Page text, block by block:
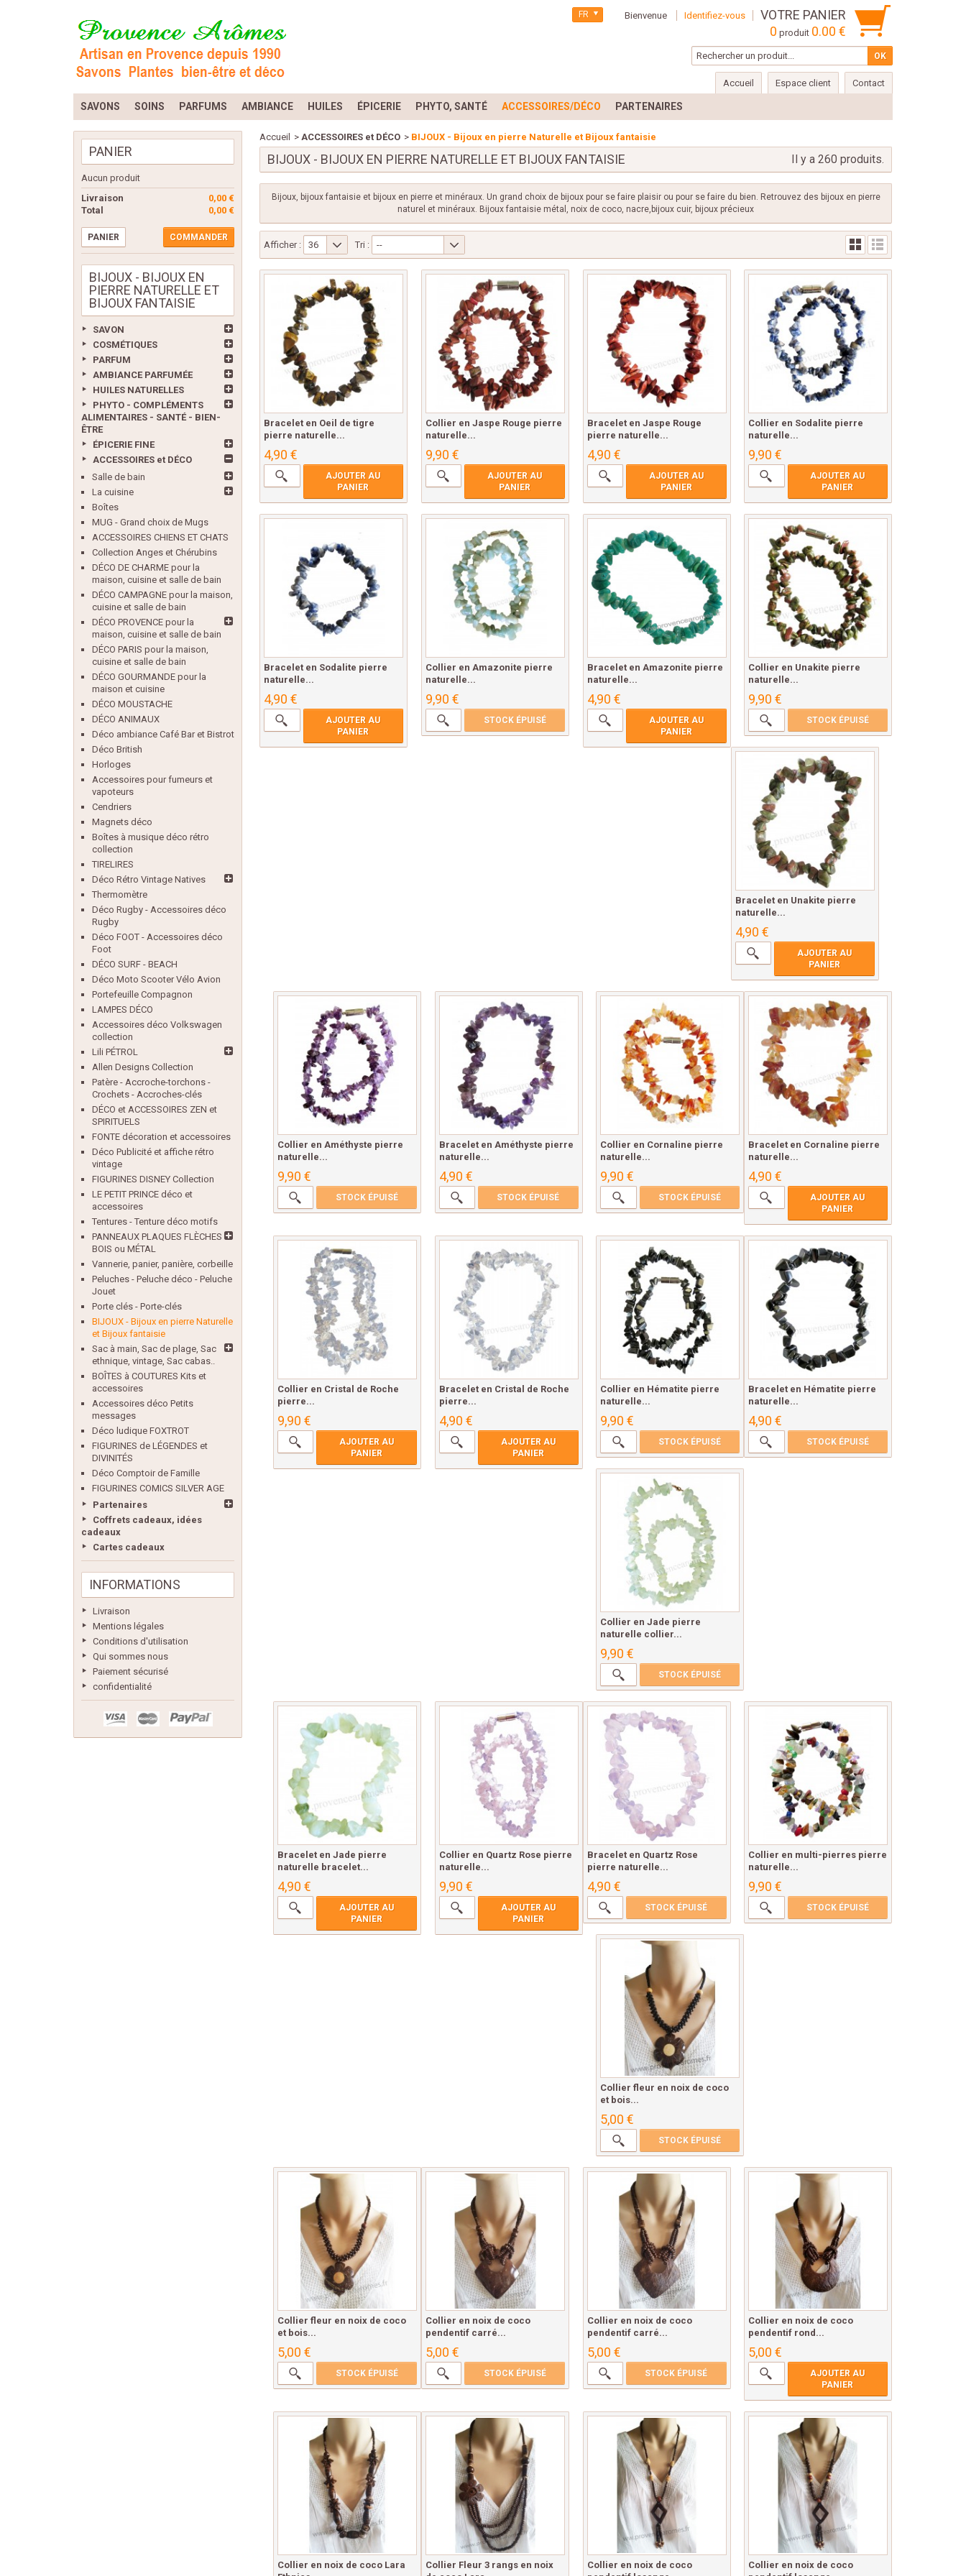
Bienvenue Identifiez-vous
VOTRE PANIER
0 produit 0.00 €
FR
Accueil Espace client Contact
SAVONS SOINS PARFUMS AMBIANCE HUILES ÉPICERIE PHYTO, SANTÉ ACCESSOIRES/DÉCO PARTENAIRES
PANIER
Aucun produit
0,00 €
Livraison
0,00 €
Total
PANIER COMMANDER
BIJOUX - BIJOUX EN
PIERRE NATURELLE ET
BIJOUX FANTAISIE
SAVON
COSMÉTIQUES
PARFUM
AMBIANCE PARFUMÉE
HUILES NATURELLES
PHYTO - COMPLÉMENTS
ALIMENTAIRES - SANTÉ - BIEN-
ÊTRE
ÉPICERIE FINE
ACCESSOIRES et DÉCO
Salle de bain
La cuisine
Boîtes
MUG - Grand choix de Mugs
ACCESSOIRES CHIENS ET CHATS
Collection Anges et Chérubins
DÉCO DE CHARME pour la
maison, cuisine et salle de bain
DÉCO CAMPAGNE pour la maison,
cuisine et salle de bain
DÉCO PROVENCE pour la
maison, cuisine et salle de bain
DÉCO PARIS pour la maison,
cuisine et salle de bain
DÉCO GOURMANDE pour la
maison et cuisine
DÉCO MOUSTACHE
DÉCO ANIMAUX
Déco ambiance Café Bar et Bistrot
Déco British
Horloges
Accessoires pour fumeurs et
vapoteurs
Cendriers
Magnets déco
Boîtes à musique déco rétro
collection
TIRELIRES
Déco Rétro Vintage Natives
Thermomètre
Déco Rugby - Accessoires déco
Rugby
Déco FOOT - Accessoires déco
Foot
DÉCO SURF - BEACH
Déco Moto Scooter Vélo Avion
Portefeuille Compagnon
LAMPES DÉCO
Accessoires déco Volkswagen
collection
Lili PÉTROL
Allen Designs Collection
Patère - Accroche-torchons -
Crochets - Accroches-clés
DÉCO et ACCESSOIRES ZEN et
SPIRITUELS
FONTE décoration et accessoires
Déco Publicité et affiche rétro
vintage
FIGURINES DISNEY Collection
LE PETIT PRINCE déco et
accessoires
Tentures - Tenture déco motifs
PANNEAUX PLAQUES FLÈCHES
BOIS ou MÉTAL
Vannerie, panier, panière, corbeille
Peluches - Peluche déco - Peluche
Jouet
Porte clés - Porte-clés
BIJOUX - Bijoux en pierre Naturelle
et Bijoux fantaisie
Sac à main, Sac de plage, Sac
ethnique, vintage, Sac cabas..
BOÎTES à COUTURES Kits et
accessoires
Accessoires déco Petits
messages
Déco ludique FOXTROT
FIGURINES de LÉGENDES et
DIVINITÉS
Déco Comptoir de Famille
FIGURINES COMICS SILVER AGE
Partenaires
Coffrets cadeaux, idées
cadeaux
Cartes cadeaux
INFORMATIONS
Livraison
Mentions légales
Conditions d'utilisation
Qui sommes nous
Paiement sécurisé
confidentialité
Accueil > ACCESSOIRES et DÉCO > BIJOUX - Bijoux en pierre Naturelle et Bijoux fantaisie
BIJOUX - BIJOUX EN PIERRE NATURELLE ET BIJOUX FANTAISIE Il y a 260 produits.
Bijoux, bijoux fantaisie et bijoux en pierre et minéraux. Un grand choix de bijoux pour se faire plaisir ou pour se faire du bien. Retrouvez des bijoux en pierre
naturel et minéraux. Bijoux fantaisie métal, noix de coco, nacre,bijoux cuir, bijoux précieux
Afficher : 36 Tri : --
Bracelet en Oeil de tigre
pierre naturelle...
4,90 €
AJOUTER AU
PANIER
Collier en Jaspe Rouge pierre
naturelle...
9,90 €
AJOUTER AU
PANIER
Bracelet en Jaspe Rouge
pierre naturelle...
4,90 €
AJOUTER AU
PANIER
Collier en Sodalite pierre
naturelle...
9,90 €
AJOUTER AU
PANIER
Bracelet en Sodalite pierre
naturelle...
4,90 €
AJOUTER AU
PANIER
Collier en Amazonite pierre
naturelle...
9,90 €
STOCK ÉPUISÉ
Bracelet en Amazonite pierre
naturelle...
4,90 €
AJOUTER AU
PANIER
Collier en Unakite pierre
naturelle...
9,90 €
STOCK ÉPUISÉ
Bracelet en Unakite pierre
naturelle...
4,90 €
AJOUTER AU
PANIER
Collier en Améthyste pierre
naturelle...
9,90 €
STOCK ÉPUISÉ
Bracelet en Améthyste pierre
naturelle...
4,90 €
STOCK ÉPUISÉ
Collier en Cornaline pierre
naturelle...
9,90 €
STOCK ÉPUISÉ
Bracelet en Cornaline pierre
naturelle...
4,90 €
AJOUTER AU
PANIER
Collier en Cristal de Roche
pierre...
9,90 €
AJOUTER AU
PANIER
Bracelet en Cristal de Roche
pierre...
4,90 €
AJOUTER AU
PANIER
Collier en Hématite pierre
naturelle...
9,90 €
STOCK ÉPUISÉ
Bracelet en Hématite pierre
naturelle...
4,90 €
STOCK ÉPUISÉ
Collier en Jade pierre
naturelle collier...
9,90 €
STOCK ÉPUISÉ
Bracelet en Jade pierre
naturelle bracelet...
4,90 €
AJOUTER AU
PANIER
Collier en Quartz Rose pierre
naturelle...
9,90 €
AJOUTER AU
PANIER
Bracelet en Quartz Rose
pierre naturelle...
4,90 €
STOCK ÉPUISÉ
Collier en multi-pierres pierre
naturelle...
9,90 €
STOCK ÉPUISÉ
Collier fleur en noix de coco
et bois...
5,00 €
STOCK ÉPUISÉ
Collier fleur en noix de coco
et bois...
5,00 €
STOCK ÉPUISÉ
Collier en noix de coco
pendentif carré...
5,00 €
STOCK ÉPUISÉ
Collier en noix de coco
pendentif carré...
5,00 €
STOCK ÉPUISÉ
Collier en noix de coco
pendentif rond...
5,00 €
AJOUTER AU
PANIER
Collier en noix de coco Lara
Collier Fleur 3 rangs en noix
Collier en noix de coco
Collier en noix de coco